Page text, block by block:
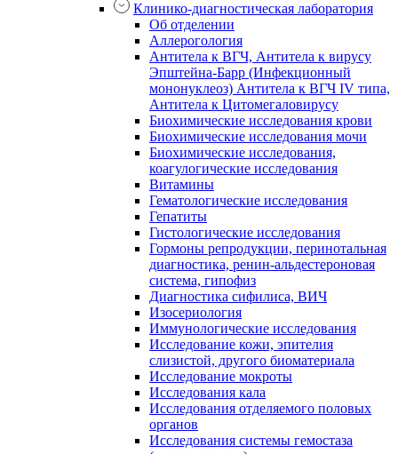
Клинико-диагностическая лаборатория
Об отделении
Аллерогология
Антитела к ВГЧ, Антитела к вирусу
Эпштейна-Барр (Инфекционный
мононуклеоз) Антитела к ВГЧ IV типа,
Антитела к Цитомегаловирусу
Биохимические исследования крови
Биохимические исследования мочи
Биохимические исследования,
коагулогические исследования
Витамины
Гематологические исследования
Гепатиты
Гистологические исследования
Гормоны репродукции, перинотальная
диагностика, ренин-альдестероновая
система, гипофиз
Диагностика сифилиса, ВИЧ
Изосериология
Иммунологические исследования
Исследование кожи, эпителия
слизистой, другого биоматериала
Исследование мокроты
Исследования кала
Исследования отделяемого половых
органов
Исследования системы гемостаза